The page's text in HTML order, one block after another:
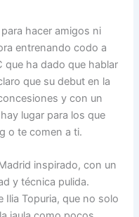
hacer amigos ni
entrenando codo a
que ha dado que hablar
que su debut en la
y con un
lugar para los que
o te comen a ti.
inspirado, con un
y técnica pulida.
Ilia Topuria, que no solo